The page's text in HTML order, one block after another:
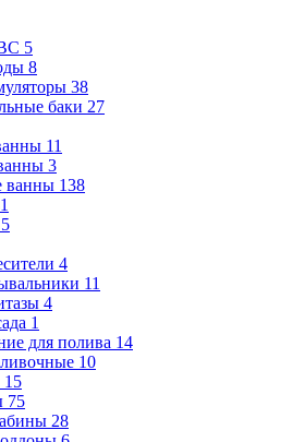
5
8
38
баки 27
11
3
ванны 138
5
4
11
4
1
для полива 14
10
15
75
28